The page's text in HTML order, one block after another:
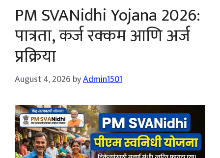
PM SVANidhi Yojana 2026:
पात्रता, कर्ज रक्कम आणि अर्ज
प्रक्रिया
August 4, 2026 byAdmin1501